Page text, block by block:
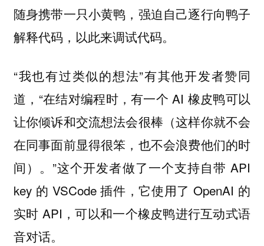
随身携带一只小黄鸭，强迫自己逐行向鸭子
解释代码，以此来调试代码。
“我也有过类似的想法”有其他开发者赞同
道，“在结对编程时，有一个 AI 橡皮鸭可以
让你倾诉和交流想法会很棒（这样你就不会
在同事面前显得很笨，也不会浪费他们的时
间）。”这个开发者做了一个支持自带 API
key 的 VSCode 插件，它使用了 OpenAI 的
实时 API，可以和一个橡皮鸭进行互动式语
音对话。